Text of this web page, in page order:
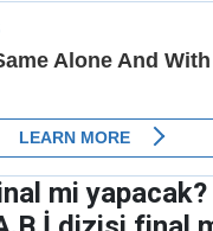
mi yapacak?